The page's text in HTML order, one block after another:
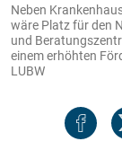
Neben
wäre Platz für den
und
einem erhöhten
LUBW